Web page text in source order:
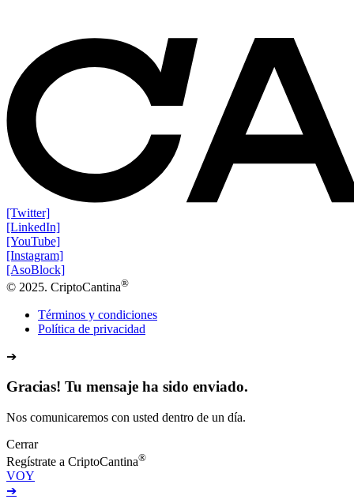
[Twitter]
[LinkedIn]
[YouTube]
[Instagram]
[AsoBlock]
© 2025. CriptoCantina®
Términos y condiciones
Política de privacidad
➔
Gracias! Tu mensaje ha sido enviado.
Nos comunicaremos con usted dentro de un día.
Cerrar
Regístrate a CriptoCantina®
VOY
➔